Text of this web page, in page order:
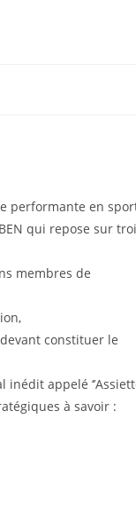
performante en
qui repose sur
membres de
constituer le
appelé
à savoir :